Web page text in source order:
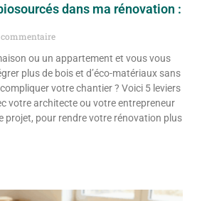
dans ma rénovation :
commentaire
ou un appartement et vous vous
plus de bois et d’éco-matériaux sans
votre chantier ? Voici 5 leviers
votre architecte ou votre entrepreneur
projet, pour rendre votre rénovation plus